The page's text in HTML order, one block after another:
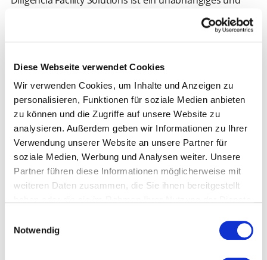
Diese Webseite verwendet Cookies
Wir verwenden Cookies, um Inhalte und Anzeigen zu
personalisieren, Funktionen für soziale Medien anbieten
zu können und die Zugriffe auf unsere Website zu
analysieren. Außerdem geben wir Informationen zu Ihrer
Verwendung unserer Website an unsere Partner für
soziale Medien, Werbung und Analysen weiter. Unsere
Partner führen diese Informationen möglicherweise mit
weiteren Daten zusammen, die Sie ihnen bereitgestellt
Notwendig
partnerschaftliche Zusammenarbeit legt. Mit einem
respektvollen Umgang innerhalb des Teams und
gegenüber Kunden und Partnern bietet Diligencia
professionelle Lösungen im Gebäudemanagement.
“Dank WorkerHero konnten wir in nur 5
Wochen 2 neue Teamassistenzen für unser
Team gewinnen. Ihre Unterstützung hat es
uns ermöglicht, schnell und effizient die
richtigen Kandidaten auszuwählen. Wir
Zusammenarbeit!"